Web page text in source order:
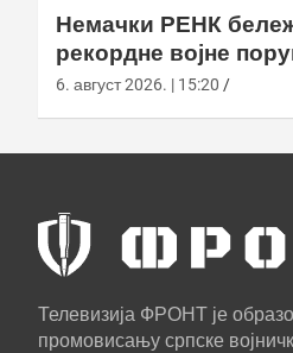
Немачки РЕНК
рекордне војне
2026. години
6. август 2026. | 15:20
Телевизија ФРОНТ је
промовисању српске